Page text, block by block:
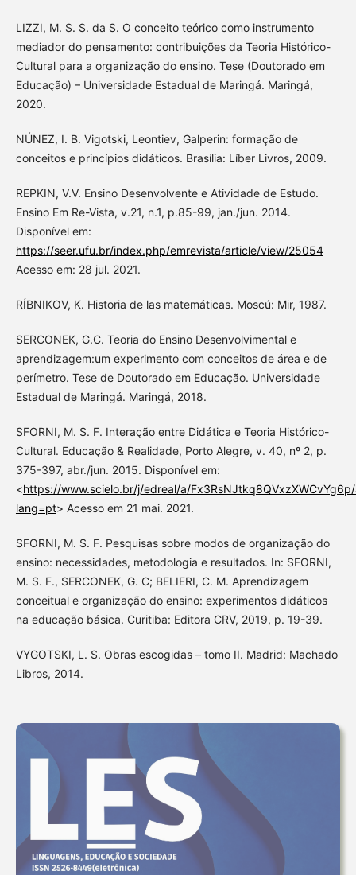
LIZZI, M. S. S. da S. O conceito teórico como instrumento
mediador do pensamento: contribuições da Teoria Histórico-
Cultural para a organização do ensino. Tese (Doutorado em
Educação) – Universidade Estadual de Maringá. Maringá,
2020.
NÚNEZ, I. B. Vigotski, Leontiev, Galperin: formação de
conceitos e princípios didáticos. Brasília: Líber Livros, 2009.
REPKIN, V.V. Ensino Desenvolvente e Atividade de Estudo.
Ensino Em Re-Vista, v.21, n.1, p.85-99, jan./jun. 2014.
Disponível em:
https://seer.ufu.br/index.php/emrevista/article/view/25054
Acesso em: 28 jul. 2021.
RÍBNIKOV, K. Historia de las matemáticas. Moscú: Mir, 1987.
SERCONEK, G.C. Teoria do Ensino Desenvolvimental e
aprendizagem:um experimento com conceitos de área e de
perímetro. Tese de Doutorado em Educação. Universidade
Estadual de Maringá. Maringá, 2018.
SFORNI, M. S. F. Interação entre Didática e Teoria Histórico-
Cultural. Educação & Realidade, Porto Alegre, v. 40, nº 2, p.
375-397, abr./jun. 2015. Disponível em:
<https://www.scielo.br/j/edreal/a/
lang=pt> Acesso em 21 mai. 2021.
SFORNI, M. S. F. Pesquisas sobre modos de organização do
ensino: necessidades, metodologia e resultados. In: SFORNI,
M. S. F., SERCONEK, G. C; BELIERI, C. M. Aprendizagem
conceitual e organização do ensino: experimentos didáticos
na educação básica. Curitiba: Editora CRV, 2019, p. 19-39.
VYGOTSKI, L. S. Obras escogidas – tomo II. Madrid: Machado
Libros, 2014.